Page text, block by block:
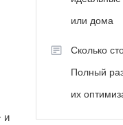
и
или дома
Сколько
Полный
их